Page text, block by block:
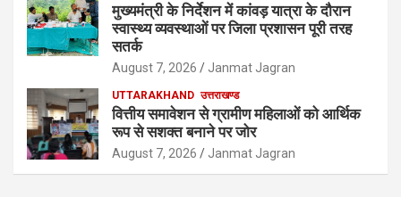
मुख्यमंत्री के निर्देशन में कांवड़ यात्रा के दौरान
स्वास्थ्य व्यवस्थाओं पर जिला प्रशासन पूरी तरह
सतर्क
August 7, 2026 Janmat Jagran
UTTARAKHAND उत्तराखण्ड
वित्तीय समावेशन से ग्रामीण महिलाओं को आर्थिक
रूप से सशक्त बनाने पर जोर
August 7, 2026 Janmat Jagran